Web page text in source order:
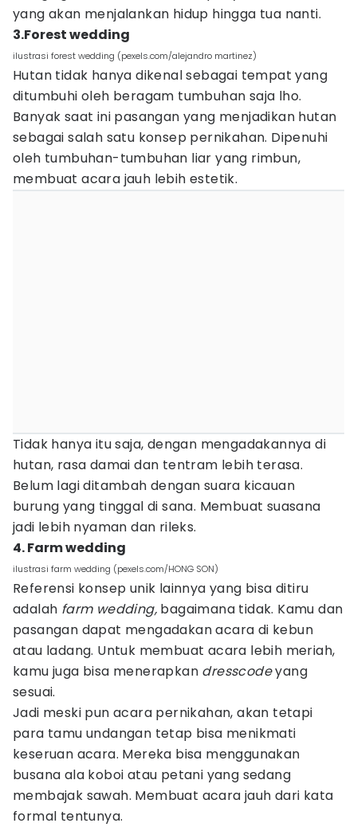
yang akan menjalankan hidup hingga tua nanti.
3.Forest wedding
ilustrasi forest wedding (pexels.com/alejandro martinez)
Hutan tidak hanya dikenal sebagai tempat yang
ditumbuhi oleh beragam tumbuhan saja lho.
Banyak saat ini pasangan yang menjadikan hutan
sebagai salah satu konsep pernikahan. Dipenuhi
oleh tumbuhan-tumbuhan liar yang rimbun,
membuat acara jauh lebih estetik.
Tidak hanya itu saja, dengan mengadakannya di
hutan, rasa damai dan tentram lebih terasa.
Belum lagi ditambah dengan suara kicauan
burung yang tinggal di sana. Membuat suasana
jadi lebih nyaman dan rileks.
4. Farm wedding
ilustrasi farm wedding (pexels.com/HONG SON)
Referensi konsep unik lainnya yang bisa ditiru
adalah farm wedding, bagaimana tidak. Kamu dan
pasangan dapat mengadakan acara di kebun
atau ladang. Untuk membuat acara lebih meriah,
kamu juga bisa menerapkan dresscodeyang
sesuai.
Jadi meski pun acara pernikahan, akan tetapi
para tamu undangan tetap bisa menikmati
keseruan acara. Mereka bisa menggunakan
busana ala koboi atau petani yang sedang
membajak sawah. Membuat acara jauh dari kata
formal tentunya.